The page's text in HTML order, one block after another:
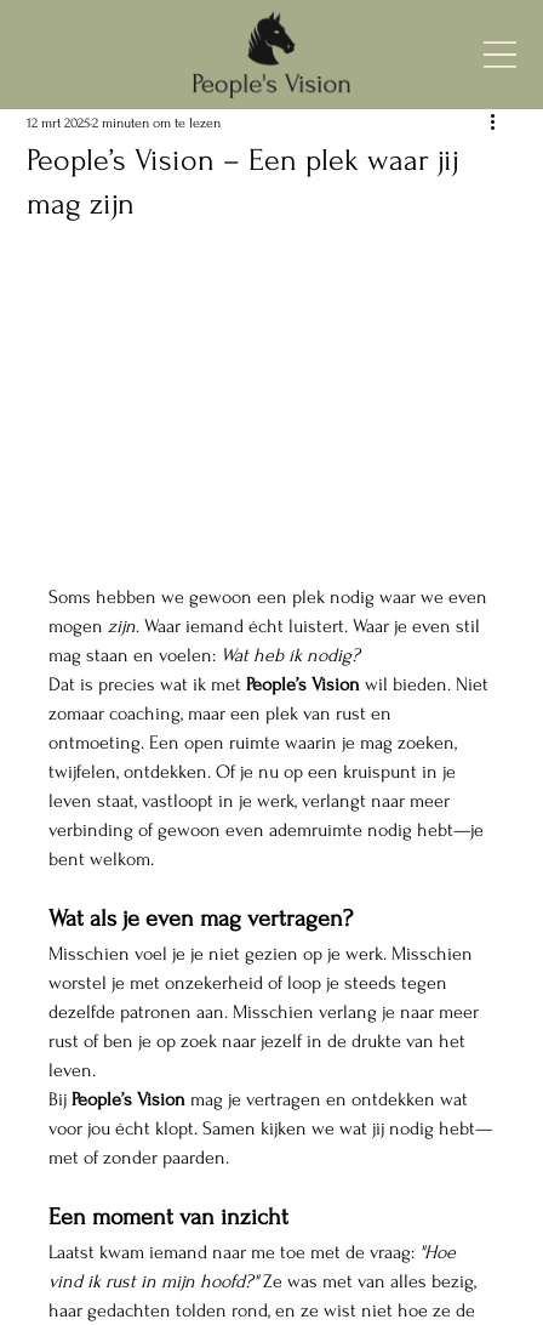
People’s Vision – Een plek waar jij
mag zijn
12 mrt 20252 minuten om te lezen
Soms hebben we gewoon een plek nodig waar we even
mogen zijn. Waar iemand écht luistert. Waar je even stil
mag staan en voelen: Wat heb ík nodig?
Dat is precies wat ik met People’s Vision wil bieden. Niet
zomaar coaching, maar een plek van rust en
ontmoeting. Een open ruimte waarin je mag zoeken,
twijfelen, ontdekken. Of je nu op een kruispunt in je
leven staat, vastloopt in je werk, verlangt naar meer
verbinding of gewoon even ademruimte nodig hebt—je
bent welkom.
Wat als je even mag vertragen?
Misschien voel je je niet gezien op je werk. Misschien
worstel je met onzekerheid of loop je steeds tegen
dezelfde patronen aan. Misschien verlang je naar meer
rust of ben je op zoek naar jezelf in de drukte van het
leven.
Bij People’s Vision mag je vertragen en ontdekken wat
voor jou écht klopt. Samen kijken we wat jij nodig hebt—
met of zonder paarden.
Een moment van inzicht
Laatst kwam iemand naar me toe met de vraag: "Hoe
vind ik rust in mijn hoofd?" Ze was met van alles bezig,
haar gedachten tolden rond, en ze wist niet hoe ze de